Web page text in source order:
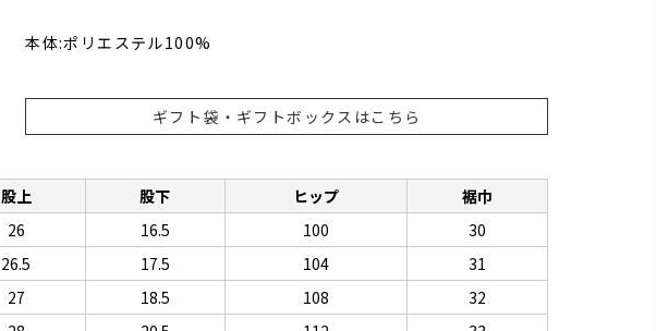
本体:ポリエステル100%
ギフト袋・ギフトボックスはこちら
股上 股下 ヒップ
裾巾
26 16.5 100
30
26.5 17.5 104
31
27 18.5 108
32